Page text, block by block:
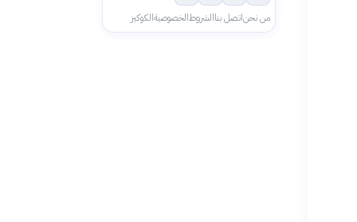
من نحناتصل بناالشروطالخصوصيةالكوكيز